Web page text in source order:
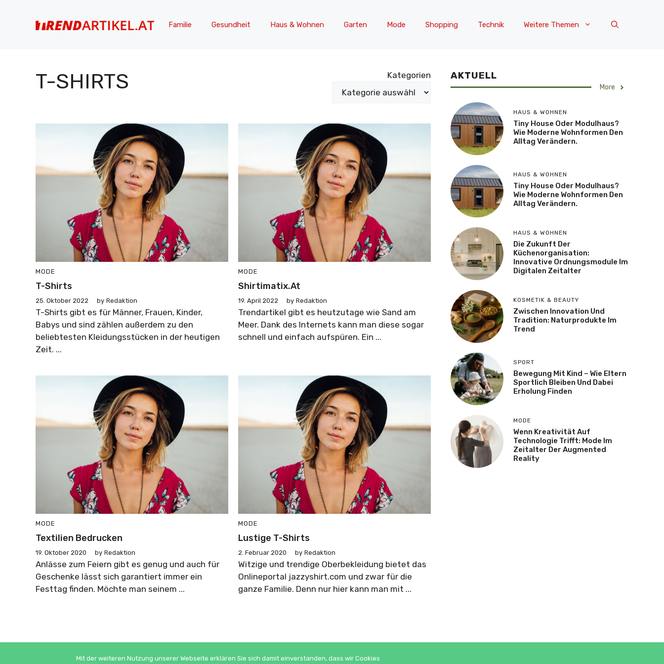
Familie Gesundheit Haus & Wohnen Garten Mode Shopping Technik Weitere Themen
T-SHIRTS Kategorien
MODE
T-Shirts
25. Oktober 2022 by Redaktion
T-Shirts gibt es für Männer, Frauen, Kinder,
Babys und sind zählen außerdem zu den
beliebtesten Kleidungsstücken in der heutigen
Zeit. ...
MODE
Shirtimatix.at
19. April 2022 by Redaktion
Trendartikel gibt es heutzutage wie Sand am
Meer. Dank des Internets kann man diese sogar
schnell und einfach aufspüren. Ein ...
MODE
Textilien Bedrucken
19. Oktober 2020 by Redaktion
Anlässe zum Feiern gibt es genug und auch für
Geschenke lässt sich garantiert immer ein
Festtag finden. Möchte man seinem ...
MODE
Lustige T-Shirts
2. Februar 2020 by Redaktion
Witzige und trendige Oberbekleidung bietet das
Onlineportal jazzyshirt.com und zwar für die
ganze Familie. Denn nur hier kann man mit ...
AKTUELL
More
HAUS & WOHNEN
Tiny House Oder Modulhaus?
Wie Moderne Wohnformen Den
Alltag Verändern.
HAUS & WOHNEN
Tiny House Oder Modulhaus?
Wie Moderne Wohnformen Den
Alltag Verändern.
HAUS & WOHNEN
Die Zukunft Der
Küchenorganisation:
Innovative Ordnungsmodule Im
Digitalen Zeitalter
KOSMETIK & BEAUTY
Zwischen Innovation Und
Tradition: Naturprodukte Im
Trend
SPORT
Bewegung Mit Kind – Wie Eltern
Sportlich Bleiben Und Dabei
Erholung Finden
MODE
Wenn Kreativität Auf
Technologie Trifft: Mode Im
Zeitalter Der Augmented
Reality
Mit der weiteren Nutzung unserer Webseite erklären Sie sich damit einverstanden, dass wir Cookies